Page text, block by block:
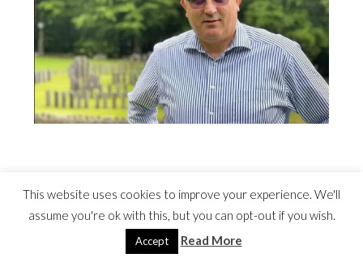
©2022 Costel Avram
This website uses cookies to improve your experience. We'll
assume you're ok with this, but you can opt-out if you wish.
Accept Read More